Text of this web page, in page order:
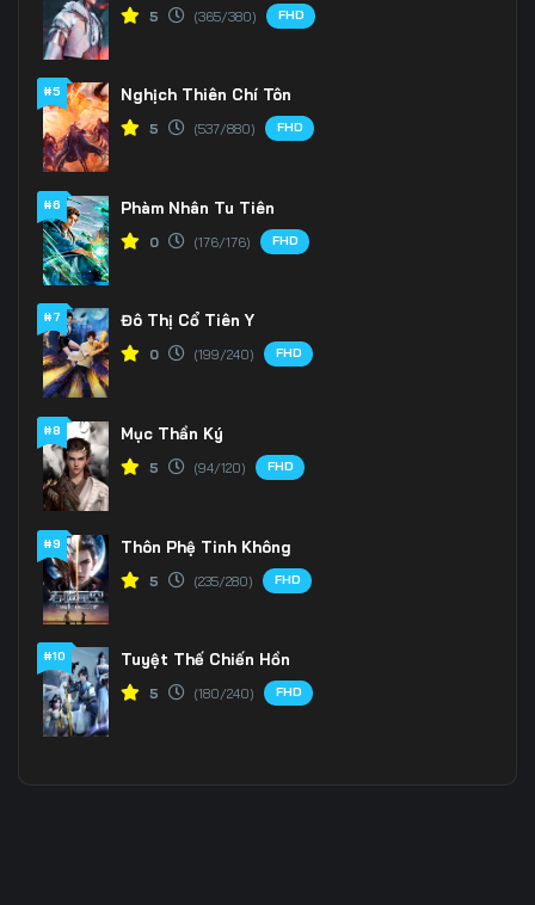
Tập 166 Tập 167
Tập 169
Tập 172 Tập 173
Tập 175
Tập 178 Tập 179
Tập 181
Tập 184 Tập 185
Tập 187 Tập 188
Tập 190
Tập 193 Tập 194
Tập 196
Tập 199
5 (365/380) FHD
#5 Nghịch Thiên Chí Tôn
5 (537/880) FHD
#6 Phàm Nhân Tu Tiên
0 (176/176) FHD
#7 Đô Thị Cổ Tiên Y
0 (199/240) FHD
#8 Mục Thần Ký
5 (94/120) FHD
#9 Thôn Phệ Tinh Không
5 (235/280) FHD
#10 Tuyệt Thế Chiến Hồn
5 (180/240) FHD